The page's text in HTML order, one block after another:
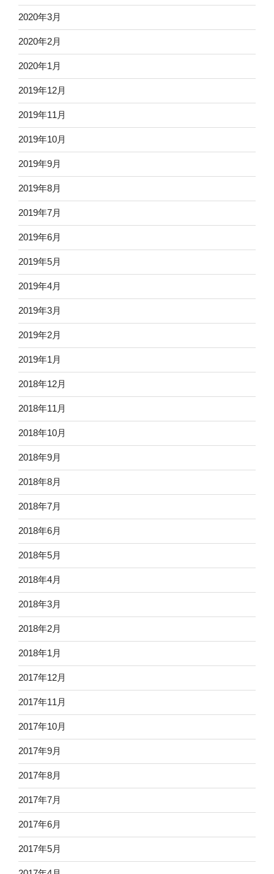
2020年3月
2020年2月
2020年1月
2019年12月
2019年11月
2019年10月
2019年9月
2019年8月
2019年7月
2019年6月
2019年5月
2019年4月
2019年3月
2019年2月
2019年1月
2018年12月
2018年11月
2018年10月
2018年9月
2018年8月
2018年7月
2018年6月
2018年5月
2018年4月
2018年3月
2018年2月
2018年1月
2017年12月
2017年11月
2017年10月
2017年9月
2017年8月
2017年7月
2017年6月
2017年5月